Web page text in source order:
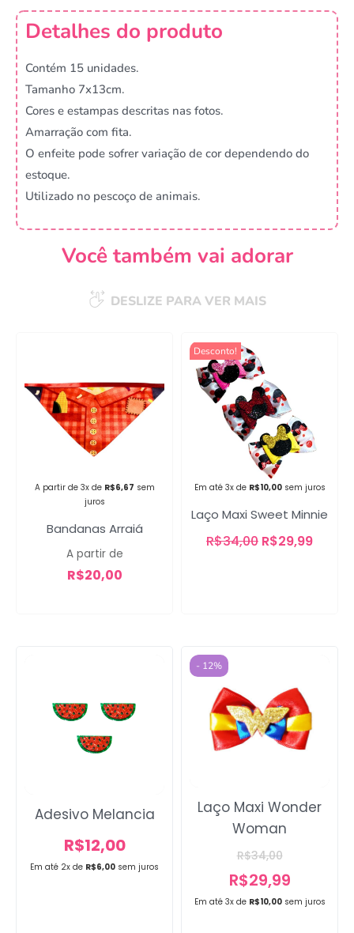
Detalhes do produto
Contém 15 unidades.
Tamanho 7x13cm.
Cores e estampas descritas nas fotos.
Amarração com fita.
O enfeite pode sofrer variação de cor dependendo do
estoque.
Utilizado no pescoço de animais.
Você também vai adorar
DESLIZE PARA VER MAIS
A partir de 3x de R$6,67 sem
juros
Bandanas Arraiá
A partir de
R$20,00
Desconto!
Em até 3x de R$10,00 sem juros
Laço Maxi Sweet Minnie
R$34,00 R$29,99
Em até 2x de R$6,00 sem juros
Adesivo Melancia
R$12,00
- 12%
Em até 3x de R$10,00 sem juros
Laço Maxi Wonder
Woman
R$34,00
R$29,99
Campanha lançada com
sucesso!